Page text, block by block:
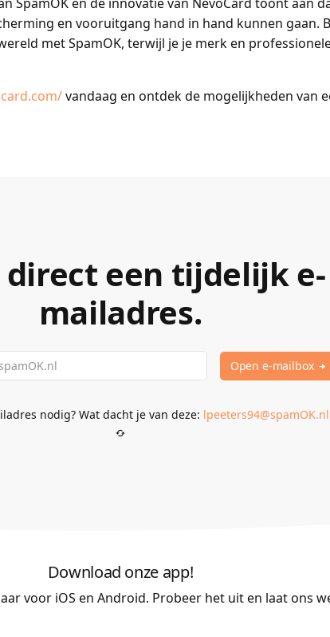
en vooruitgang hand in hand kunnen gaan.
met SpamOK, terwijl je je merk en
vandaag en ontdek de mogelijkheden van
direct een tijdelijk e-
mailadres.
Open e-mailbox
nodig? Wat dacht je van deze: lpeeters94@spamOK.nl
Download onze app!
voor iOS en Android. Probeer het uit en laat ons